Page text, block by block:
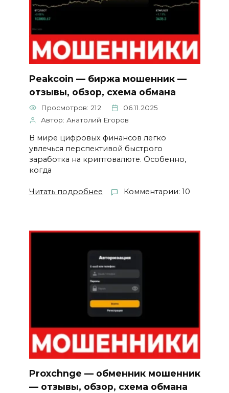
Peakcoin — биржа мошенник —
отзывы, обзор, схема обмана
Просмотров: 212
06.11.2025
Автор: Анатолий Егоров
В мире цифровых финансов легко
увлечься перспективой быстрого
заработка на криптовалюте. Особенно,
когда
Читать подробнее Комментарии: 10
Proxchnge — обменник мошенник
— отзывы, обзор, схема обмана